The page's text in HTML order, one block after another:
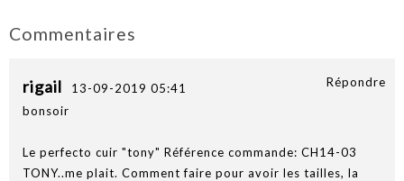
Commentaires
rigail 13-09-2019 05:41
Répondre
bonsoir
Le perfecto cuir "tony" Référence commande: CH14-03
TONY..me plait. Comment faire pour avoir les tailles, la